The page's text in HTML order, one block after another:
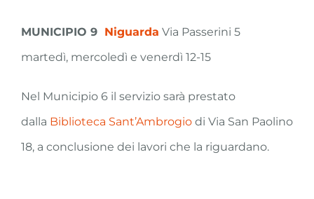
MUNICIPIO 9 Niguarda Via Passerini 5
martedì, mercoledì e venerdì 12-15
Nel Municipio 6 il servizio sarà prestato
dalla Biblioteca Sant’Ambrogio di Via San Paolino
18, a conclusione dei lavori che la riguardano.